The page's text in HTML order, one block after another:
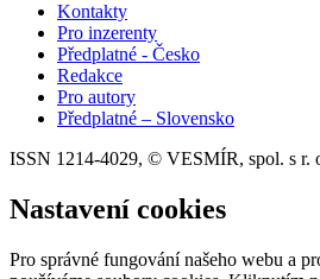
Kontakty
Pro inzerenty
Předplatné - Česko
Redakce
Pro autory
Předplatné – Slovensko
ISSN 1214-4029, © VESMÍR, spol. s r.
Nastavení cookies
Pro správné fungování našeho webu a